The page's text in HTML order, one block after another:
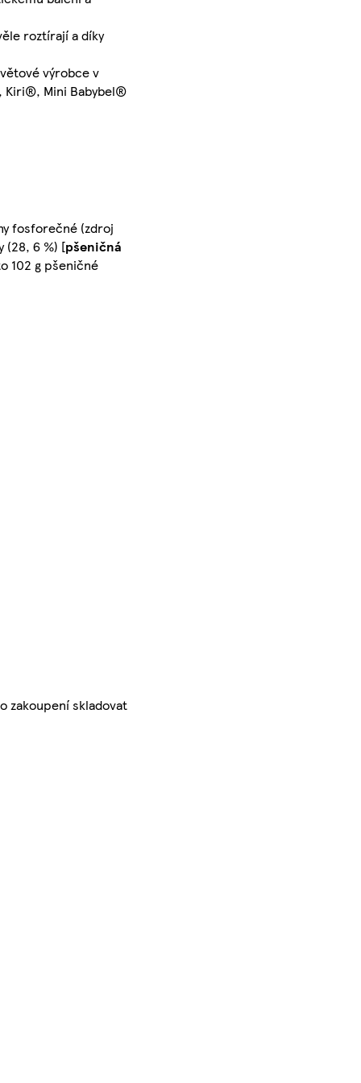
roztírají a díky
výrobce v
Kiri®, Mini Babybel®
fosforečné (zdroj
(28, 6 %) [pšeničná
102 g pšeničné
zakoupení skladovat